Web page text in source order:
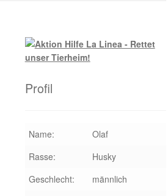
Profil
Name:
Olaf
Rasse:
Husky
Geschlecht:
männlich